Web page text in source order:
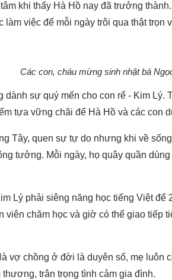
khi thấy Hà Hồ nay đã trưởng
việc để mỗi ngày trôi qua thật trọn
Các con, cháu mừng sinh nhật bà
dành sự quý mến cho con rể - Kim Lý.
tựa vững chãi để Hà Hồ và các con
Tây, quen sự tự do nhưng khi về
tưởng. Mỗi ngày, họ quây quần
Lý phải siêng năng học tiếng Việt để
viên chăm học và giờ có thể giao tiếp
vợ chồng ở đời là duyên số, mẹ luôn
trân trọng tình cảm gia đình.